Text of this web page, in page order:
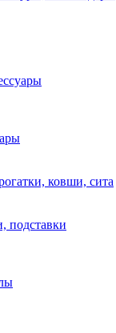
ковши, сита
подставки